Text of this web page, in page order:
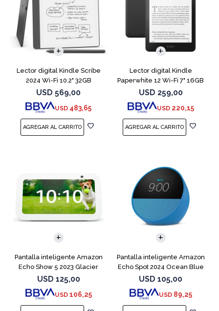
Lector digital Kindle Scribe
2024 Wi-Fi 10.2" 32GB
Tungsten
USD 569,00
USD 483,65
Lector digital Kindle
Paperwhite 12 Wi-Fi 7" 16GB
Negro
USD 259,00
USD 220,15
Pantalla inteligente Amazon
Echo Show 5 2023 Glacier
White
USD 125,00
USD 106,25
Pantalla inteligente Amazon
Echo Spot 2024 Ocean Blue
USD 105,00
USD 89,25